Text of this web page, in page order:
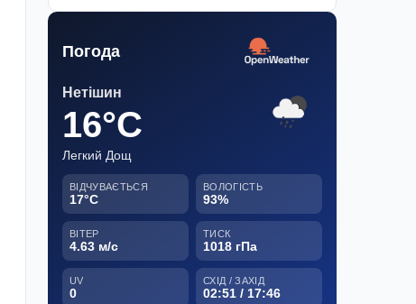
Погода
Нетішин
16°C
Легкий Дощ
ВІДЧУВАЄТЬСЯ
17°C
ВОЛОГІСТЬ
93%
ВІТЕР
4.63 м/с
ТИСК
1018 гПа
UV
0
СХІД / ЗАХІД
02:51 / 17:46